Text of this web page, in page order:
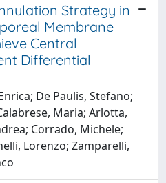
Strategy in
Membrane
Central
Differential
De Paulis, Stefano;
Maria; Arlotta,
Corrado, Michele;
Lorenzo; Zamparelli,